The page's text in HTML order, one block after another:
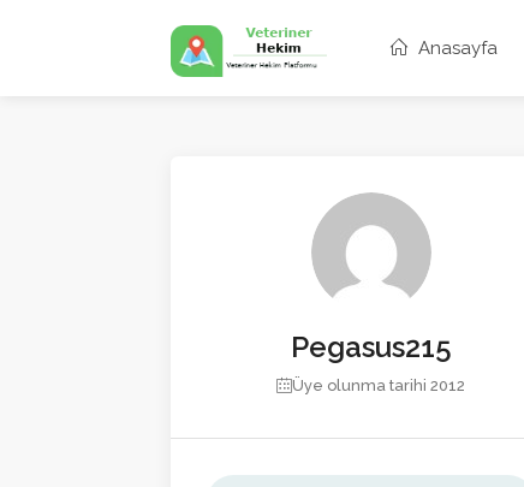
Anasayfa
Pegasus215
Üye olunma tarihi 2012